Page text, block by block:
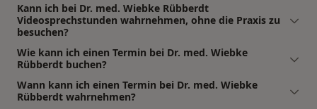
Kann ich bei Dr. med. Wiebke Rübberdt
Videosprechstunden wahrnehmen, ohne die Praxis zu
besuchen?
Wie kann ich einen Termin bei Dr. med. Wiebke
Rübberdt buchen?
Wann kann ich einen Termin bei Dr. med. Wiebke
Rübberdt wahrnehmen?